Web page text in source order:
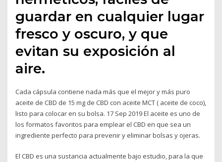
guardar en cualquier lugar
fresco y oscuro, y que
evitan su exposición al
aire.
Cada cápsula contiene nada más que el mejor y más puro
aceite de CBD de 15 mg de CBD con aceite MCT ( aceite de coco),
listo para colocar en su bolsa. 17 Sep 2019 El aceite es uno de
los formatos favoritos para emplear el CBD en que sea un
ingrediente perfecto para prevenir y eliminar bolsas y ojeras.
El CBD es una sustancia actualmente bajo estudio, para la que